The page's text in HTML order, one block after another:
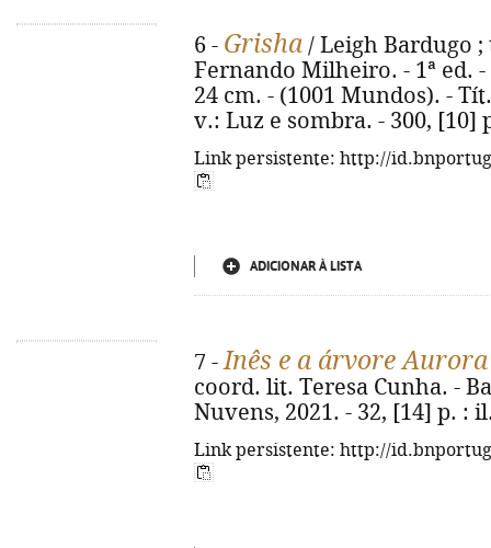
6 - Grisha / Leigh Bardugo
Fernando Milheiro. - 1ª ed.
24 cm. - (1001 Mundos). -
v.: Luz e sombra. - 300, [10]
Link persistente: http://
ADICIONAR À LISTA
7 -Inês e a árvore Aurora
coord. lit. Teresa Cunha. -
Nuvens, 2021. - 32, [14] p. :
Link persistente: http://